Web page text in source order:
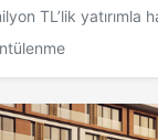
TL’lik yatırımla